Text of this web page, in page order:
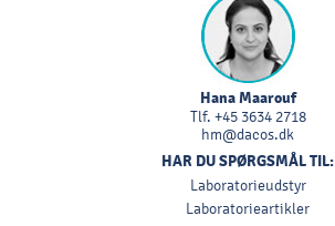
Hana Maarouf
Tlf. +45 3634 2718
hm@dacos.dk
HAR DU SPØRGSMÅL TIL:
Laboratorieudstyr
Laboratorieartikler